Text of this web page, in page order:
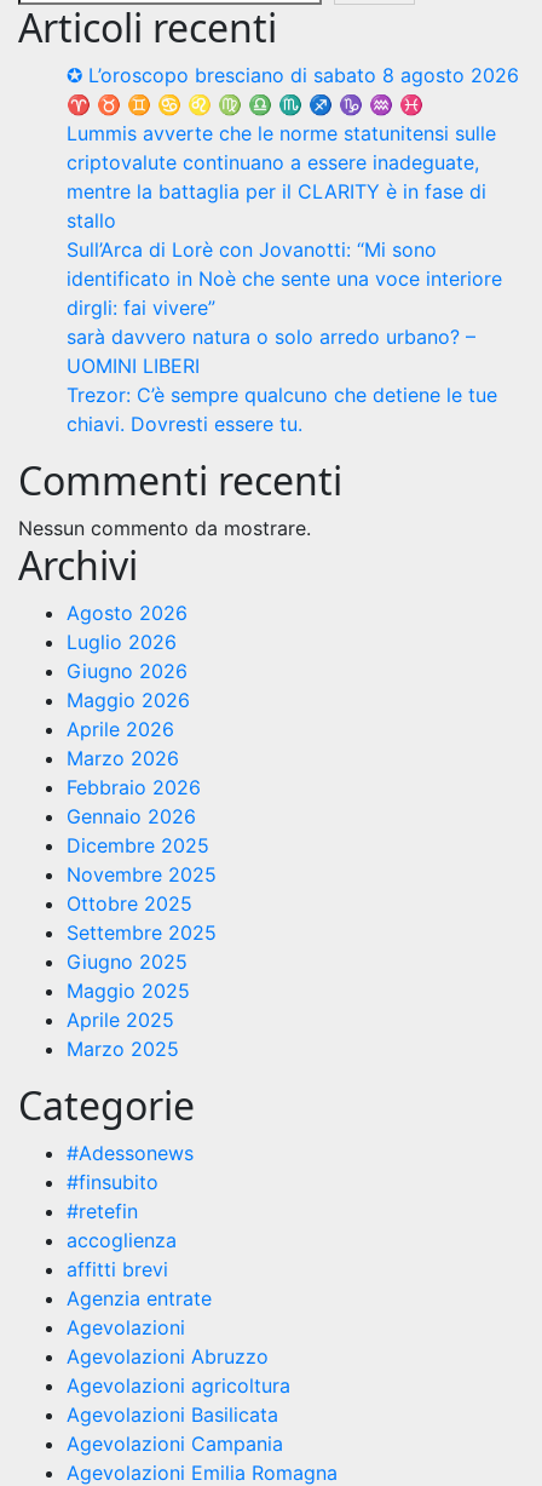
Articoli recenti
✪ L’oroscopo bresciano di sabato 8 agosto 2026
♈ ♉ ♊ ♋ ♌ ♍ ♎ ♏ ♐ ♑ ♒ ♓
Lummis avverte che le norme statunitensi sulle
criptovalute continuano a essere inadeguate,
mentre la battaglia per il CLARITY è in fase di
stallo
Sull’Arca di Lorè con Jovanotti: “Mi sono
identificato in Noè che sente una voce interiore
dirgli: fai vivere”
sarà davvero natura o solo arredo urbano? –
UOMINI LIBERI
Trezor: C’è sempre qualcuno che detiene le tue
chiavi. Dovresti essere tu.
Commenti recenti
Nessun commento da mostrare.
Archivi
Agosto 2026
Luglio 2026
Giugno 2026
Maggio 2026
Aprile 2026
Marzo 2026
Febbraio 2026
Gennaio 2026
Dicembre 2025
Novembre 2025
Ottobre 2025
Settembre 2025
Giugno 2025
Maggio 2025
Aprile 2025
Marzo 2025
Categorie
#Adessonews
#finsubito
#retefin
accoglienza
affitti brevi
Agenzia entrate
Agevolazioni
Agevolazioni Abruzzo
Agevolazioni agricoltura
Agevolazioni Basilicata
Agevolazioni Campania
Agevolazioni Emilia Romagna